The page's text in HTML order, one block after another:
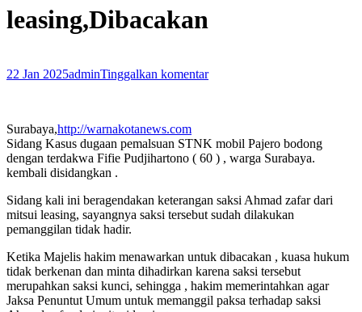
leasing,Dibacakan
22 Jan 2025adminTinggalkan komentar
Surabaya,http://warnakotanews.com
Sidang Kasus dugaan pemalsuan STNK mobil Pajero bodong
dengan terdakwa Fifie Pudjihartono ( 60 ) , warga Surabaya.
kembali disidangkan .
Sidang kali ini beragendakan keterangan saksi Ahmad zafar dari
mitsui leasing, sayangnya saksi tersebut sudah dilakukan
pemanggilan tidak hadir.
Ketika Majelis hakim menawarkan untuk dibacakan , kuasa hukum
tidak berkenan dan minta dihadirkan karena saksi tersebut
merupahkan saksi kunci, sehingga , hakim memerintahkan agar
Jaksa Penuntut Umum untuk memanggil paksa terhadap saksi